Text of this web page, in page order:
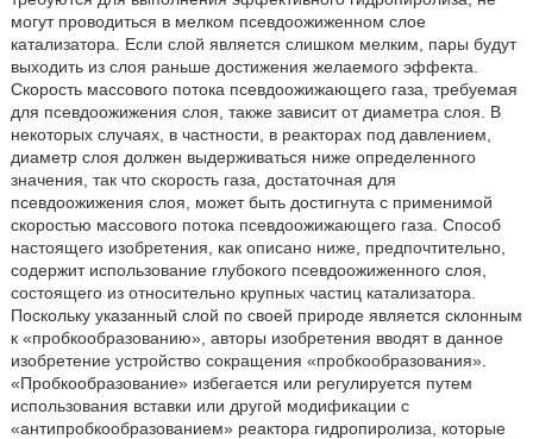
могут проводиться в мелком псевдоожиженном слое
катализатора. Если слой является слишком мелким, пары будут
выходить из слоя раньше достижения желаемого эффекта.
Скорость массового потока псевдоожижающего газа, требуемая
для псевдоожижения слоя, также зависит от диаметра слоя. В
некоторых случаях, в частности, в реакторах под давлением,
диаметр слоя должен выдерживаться ниже определенного
значения, так что скорость газа, достаточная для
псевдоожижения слоя, может быть достигнута с применимой
скоростью массового потока псевдоожижающего газа. Способ
настоящего изобретения, как описано ниже, предпочтительно,
содержит использование глубокого псевдоожиженного слоя,
состоящего из относительно крупных частиц катализатора.
Поскольку указанный слой по своей природе является склонным
к «пробкообразованию», авторы изобретения вводят в данное
изобретение устройство сокращения «пробкообразования».
«Пробкообразование» избегается или регулируется путем
использования вставки или другой модификации с
«антипробкообразованием» реактора гидропиролиза, которые